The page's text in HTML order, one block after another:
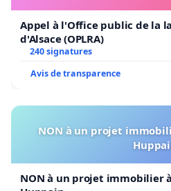
Appel à l'Office public de la
d'Alsace (OPLRA)
240 signatures
Avis de transparence
NON à un projet
NON à un projet immobilier